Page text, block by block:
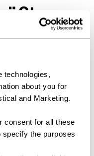
technologies,
about you for
and Marketing.
consent for all these
the purposes
als ich mit 23 Jahren in die
Weltrekord gefahren
mein Leben lang begleitet.
und den gesamten
SEK verdient.